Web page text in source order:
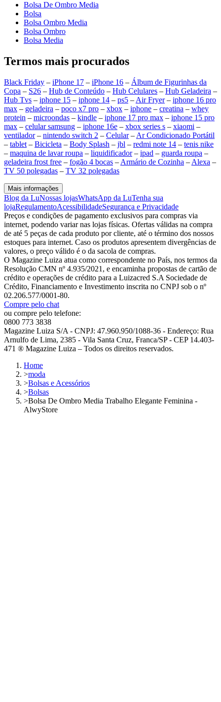
Bolsa De Ombro Media
Bolsa
Bolsa Ombro Media
Bolsa Ombro
Bolsa Media
Termos mais procurados
Black Friday – iPhone 17 – iPhone 16 – Álbum de Figurinhas da
Copa – S26 – Hub de Conteúdo – Hub Celulares – Hub Geladeira –
Hub Tvs – iphone 15 – iphone 14 – ps5 – Air Fryer– iphone 16 pro
max – geladeira – poco x7 pro – xbox – iphone – creatina – whey
protein – microondas – kindle – iphone 17 pro max – iphone 15 pro
max – celular samsung – iphone 16e – xbox series s – xiaomi –
ventilador– nintendo switch 2 – Celular– Ar Condicionado Portátil
– tablet – Bicicleta – Body Splash – jbl – redmi note 14 – tenis nike
– maquina de lavar roupa – liquidificador– ipad – guarda roupa –
geladeira frost free – fogão 4 bocas – Armário de Cozinha – Alexa –
TV 50 polegadas – TV 32 polegadas
Mais informações
Blog da LuNossas lojasWhatsApp da LuTenha sua
lojaRegulamentoAcessibilidadeSegurança e Privacidade
Preços e condições de pagamento exclusivos para compras via
internet, podendo variar nas lojas físicas. Ofertas válidas na compra
de até 5 peças de cada produto por cliente, até o término dos nossos
estoques para internet. Caso os produtos apresentem divergências de
valores, o preço válido é o da sacola de compras.
O Magazine Luiza atua como correspondente no País, nos termos da
Resolução CMN nº 4.935/2021, e encaminha propostas de cartão de
crédito e operações de crédito para a Luizacred S.A Sociedade de
Crédito, Financiamento e Investimento inscrita no CNPJ sob o nº
02.206.577/0001-80.
Compre pelo chat
ou compre pelo telefone:
0800 773 3838
Magazine Luiza S/A - CNPJ: 47.960.950/1088-36 - Endereço: Rua
Arnulfo de Lima, 2385 - Vila Santa Cruz, Franca/SP - CEP 14.403-
471 ® Magazine Luiza – Todos os direitos reservados.
Home
>moda
>Bolsas e Acessórios
>Bolsas
>Bolsa De Ombro Media Trabalho Elegante Feminina -
AlwyStore